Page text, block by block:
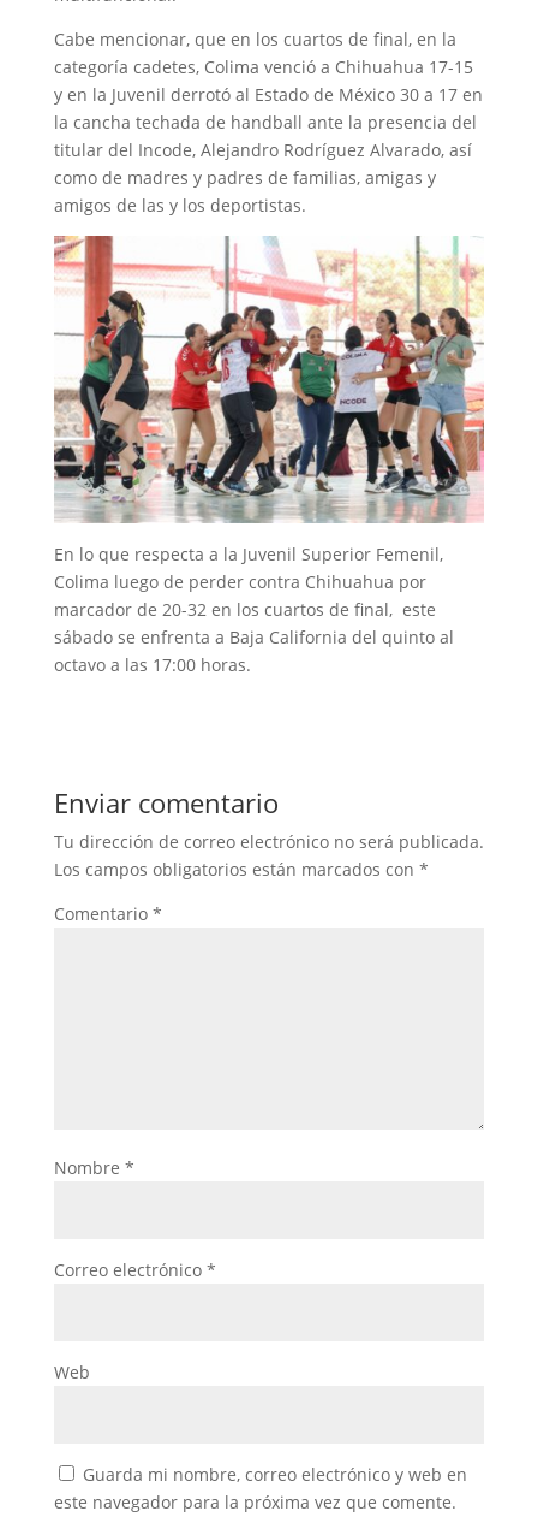
Cabe mencionar, que en los cuartos de final, en la
categoría cadetes, Colima venció a Chihuahua 17-15
y en la Juvenil derrotó al Estado de México 30 a 17 en
la cancha techada de handball ante la presencia del
titular del Incode, Alejandro Rodríguez Alvarado, así
como de madres y padres de familias, amigas y
amigos de las y los deportistas.
En lo que respecta a la Juvenil Superior Femenil,
Colima luego de perder contra Chihuahua por
marcador de 20-32 en los cuartos de final, este
sábado se enfrenta a Baja California del quinto al
octavo a las 17:00 horas.
Enviar comentario
Tu dirección de correo electrónico no será publicada.
Los campos obligatorios están marcados con *
Comentario *
Nombre *
Correo electrónico *
Web
Guarda mi nombre, correo electrónico y web en
este navegador para la próxima vez que comente.